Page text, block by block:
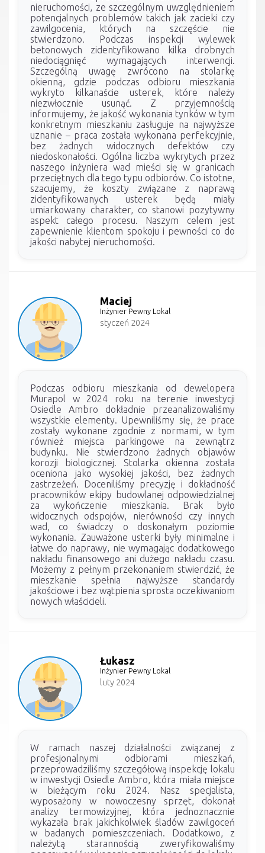
nieruchomości, ze szczególnym uwzględnieniem
potencjalnych problemów takich jak zacieki czy
zawilgocenia, których na szczęście nie
stwierdzono. Podczas inspekcji wylewek
betonowych zidentyfikowano kilka drobnych
niedociągnięć wymagających interwencji.
Szczególną uwagę zwrócono na stolarkę
okienną, gdzie podczas odbioru mieszkania
wykryto kilkanaście usterek, które należy
niezwłocznie usunąć. Z przyjemnością
informujemy, że jakość wykonania tynków w tym
konkretnym mieszkaniu zasługuje na najwyższe
uznanie – praca została wykonana perfekcyjnie,
bez żadnych widocznych defektów czy
niedoskonałości. Ogólna liczba wykrytych przez
naszego inżyniera wad mieści się w granicach
przeciętnych dla tego typu odbiorów. Co istotne,
szacujemy, że koszty związane z naprawą
zidentyfikowanych usterek będą miały
umiarkowany charakter, co stanowi pozytywny
aspekt całego procesu. Naszym celem jest
zapewnienie klientom spokoju i pewności co do
jakości nabytej nieruchomości.
Maciej
Inżynier Pewny Lokal
styczeń 2024
Podczas odbioru mieszkania od dewelopera
Murapol w 2024 roku na terenie inwestycji
Osiedle Ambro dokładnie przeanalizowaliśmy
wszystkie elementy. Upewniliśmy się, że prace
zostały wykonane zgodnie z normami, w tym
również miejsca parkingowe na zewnątrz
budynku. Nie stwierdzono żadnych objawów
korozji biologicznej. Stolarka okienna została
oceniona jako wysokiej jakości, bez żadnych
zastrzeżeń. Doceniliśmy precyzję i dokładność
pracowników ekipy budowlanej odpowiedzialnej
za wykończenie mieszkania. Brak było
widocznych odspojów, nierówności czy innych
wad, co świadczy o doskonałym poziomie
wykonania. Zauważone usterki były minimalne i
łatwe do naprawy, nie wymagając dodatkowego
nakładu finansowego ani dużego nakładu czasu.
Możemy z pełnym przekonaniem stwierdzić, że
mieszkanie spełnia najwyższe standardy
jakościowe i bez wątpienia sprosta oczekiwaniom
nowych właścicieli.
Łukasz
Inżynier Pewny Lokal
luty 2024
W ramach naszej działalności związanej z
profesjonalnymi odbiorami mieszkań,
przeprowadziliśmy szczegółową inspekcję lokalu
w inwestycji Osiedle Ambro, która miała miejsce
w bieżącym roku 2024. Nasz specjalista,
wyposażony w nowoczesny sprzęt, dokonał
analizy termowizyjnej, która jednoznacznie
wykazała brak jakichkolwiek śladów zawilgoceń
w badanych pomieszczeniach. Dodatkowo, z
należytą starannością zweryfikowaliśmy